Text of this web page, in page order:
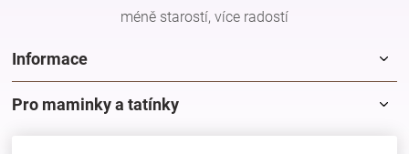
méně starostí, více radostí
Informace
Pro maminky a tatínky